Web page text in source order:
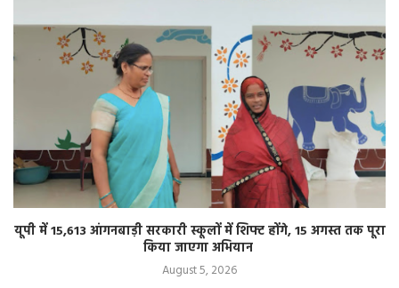
यूपी में 15,613 आंगनबाड़ी सरकारी स्कूलों में शिफ्ट होंगे, 15 अगस्त तक पूरा
किया जाएगा अभियान
August 5, 2026